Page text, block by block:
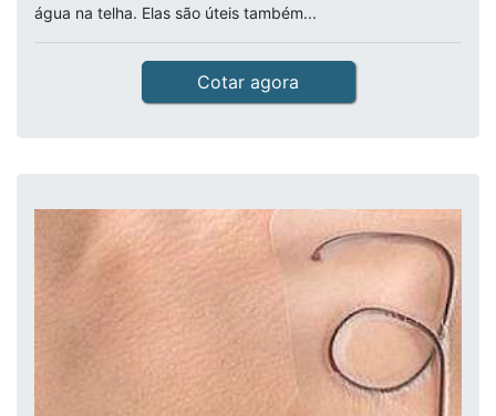
água na telha. Elas são úteis também...
Cotar agora